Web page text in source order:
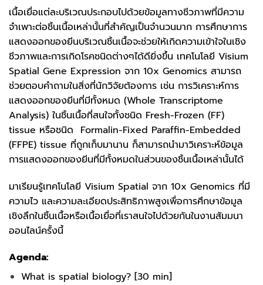
เนื้อเยื่อแต่ละบริเวณประกอบไปด้วยข้อมูลทางชีวภาพที่มีความ
จำเพาะต่อชิ้นเนื้อเหล่านั้นที่สำคัญเป็นจำนวนมาก การศึกษาการ
แสดงออกของยีนบริเวณชิ้นเนื้อจะช่วยให้เกิดความเข้าใจในเชิง
ชีวภาพและการเกิดโรคชนิดต่างๆได้ดียิ่งขึ้น เทคโนโลยี Visium
Spatial Gene Expression จาก 10x Genomics สามารถ
ช่วยตอบคำถามในสิ่งที่นักวิจัยต้องการ เช่น การวิเคราะห์การ
แสดงออกของยีนที่มีทั้งหมด (Whole Transcriptome
Analysis) ในชิ้นเนื้อที่สนใจทั้งชนิด Fresh-Frozen (FF)
tissue หรือชนิด Formalin-Fixed Paraffin-Embedded
(FFPE) tissue ที่ถูกเก็บมานาน ก็สามารถนำมาวิเคราะห์ข้อมูล
การแสดงออกของยีนที่มีทั้งหมดในส่วนของชิ้นเนื้อเหล่านั้นได้
มาเรียนรู้เทคโนโลยี Visium Spatial จาก 10x Genomics ที่มี
ความไว และความละเอียดประสิทธิภาพสูงเพื่อการศึกษาข้อมูล
เชิงลึกในชิ้นเนื้อหรือเนื้อเยื่อที่เราสนใจไปด้วยกันในงานสัมมนา
ออนไลน์ครั้งนี้
Agenda:
What is spatial biology? [30 min]